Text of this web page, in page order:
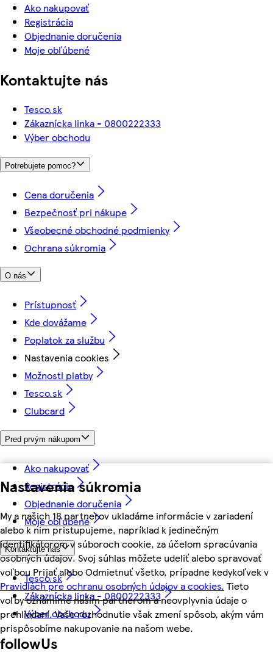
Nastavenia súkromia
My a našich 18 partnerov ukladáme informácie v zariadení
alebo k nim pristupujeme, napríklad k jedinečným
identifikátorom v súboroch cookie, za účelom spracúvania
osobných údajov. Svoj súhlas môžete udeliť alebo spravovať
voľbou Prijať alebo Odmietnuť všetko, prípadne kedykoľvek v
Pravidlách pre ochranu osobných údajov a cookies. Tieto
voľby oznámime našim partnerom a neovplyvnia údaje o
prehliadaní. Vaše rozhodnutie však zmení spôsob, akým vám
prispôsobíme nakupovanie na našom webe.
Ako nakupovať
Registrácia
Objednanie doručenia
Moje obľúbené
Kontaktujte nás
Tesco.sk
Zákaznícka linka - 0800222333
Výber obchodu
Potrebujete pomoc?
Cena doručenia
Bezpečnosť pri nákupe
Všeobecné obchodné podmienky
Ochrana súkromia
O nás
Prístupnosť
Kde dovážame
Poplatok za službu
Nastavenia cookies
Možnosti platby
Tesco.sk
Clubcard
Pred prvým nákupom
Ako nakupovať
Registrácia
Objednanie doručenia
Moje obľúbené
Kontaktujte nás
Tesco.sk
Zákaznícka linka - 0800222333
Výber obchodu
followUs